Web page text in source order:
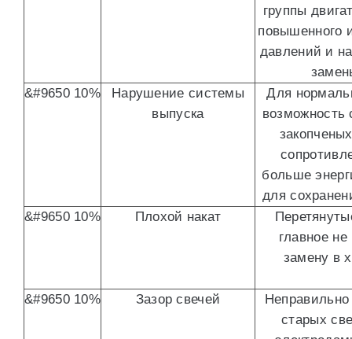
группы
повышенного
давлений и
&#9650 10%
Нарушение системы
выпуска
Для
возможность
больше
для
&#9650 10%
Плохой накат
главное
замену в
&#9650 10% Зазор свечей
старых